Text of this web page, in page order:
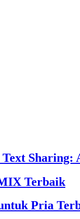
Sharing:
Terbaik
Pria